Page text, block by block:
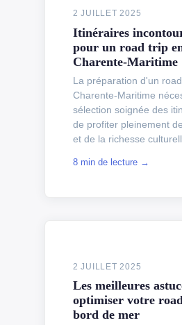
2 JUILLET 2025
Itinéraires
pour un road trip
Charente-Maritime
La préparation d'un
Charente-Maritime
sélection soignée des
de profiter pleinement
et de la richesse
8 min de lecture →
2 JUILLET 2025
Les meilleures
optimiser votre
bord de mer